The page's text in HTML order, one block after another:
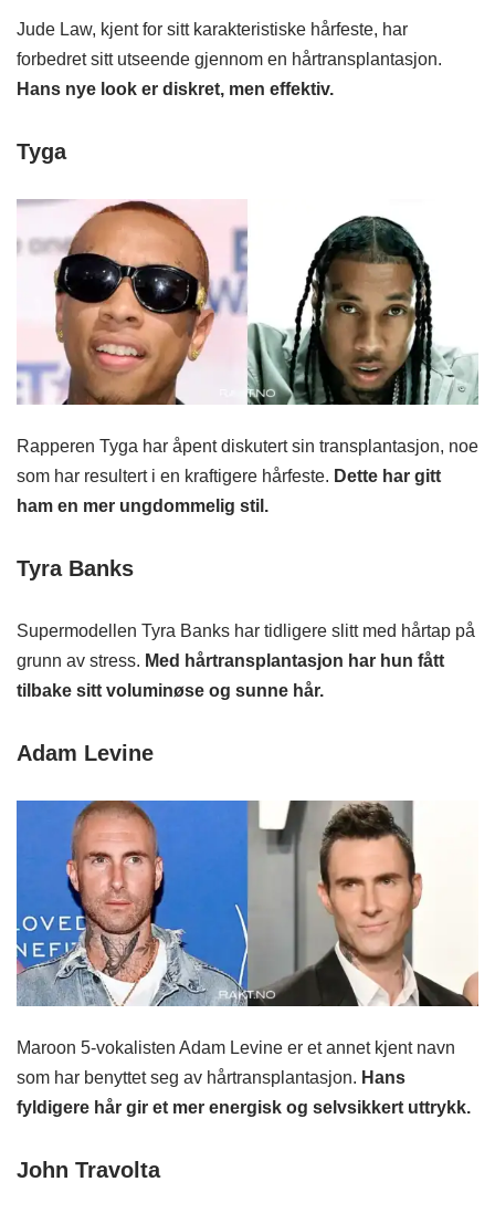
Jude Law, kjent for sitt karakteristiske hårfeste, har
forbedret sitt utseende gjennom en hårtransplantasjon.
Hans nye look er diskret, men effektiv.
Tyga
Rapperen Tyga har åpent diskutert sin transplantasjon, noe
som har resultert i en kraftigere hårfeste. Dette har gitt
ham en mer ungdommelig stil.
Tyra Banks
Supermodellen Tyra Banks har tidligere slitt med hårtap på
grunn av stress. Med hårtransplantasjon har hun fått
tilbake sitt voluminøse og sunne hår.
Adam Levine
Maroon 5-vokalisten Adam Levine er et annet kjent navn
som har benyttet seg av hårtransplantasjon. Hans
fyldigere hår gir et mer energisk og selvsikkert uttrykk.
John Travolta